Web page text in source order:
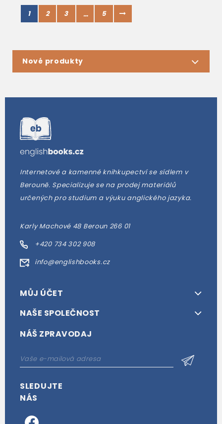
1
2 3 … 5
Nové produkty
Internetové a kamenné knihkupectví se sídlem v
Berouně. Specializuje se na prodej materiálů
určených pro studium a výuku anglického jazyka.
Karly Machové 48 Beroun 266 01
+420 734 302 908
info@englishbooks.cz
MŮJ ÚČET
NAŠE SPOLEČNOST
NÁŠ ZPRAVODAJ
SLEDUJTE
NÁS